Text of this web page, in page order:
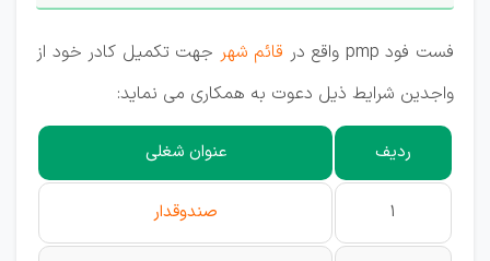
فست فود pmp واقع در قائم شهر جهت تکمیل کادر خود از
واجدین شرایط ذیل دعوت به همکاری می نماید:
ردیف عنوان شغلی
1 صندوقدار